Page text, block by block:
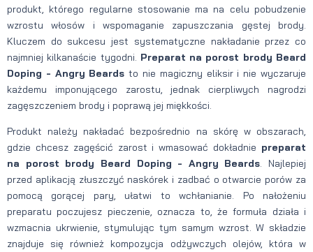
produkt, którego regularne stosowanie ma na celu pobudzenie
wzrostu włosów i wspomaganie zapuszczania gęstej brody.
Kluczem do sukcesu jest systematyczne nakładanie przez co
najmniej kilkanaście tygodni. Preparat na porost brody Beard
Doping - Angry Beards to nie magiczny eliksir i nie wyczaruje
każdemu imponującego zarostu, jednak cierpliwych nagrodzi
zagęszczeniem brody i poprawą jej miękkości.
Produkt należy nakładać bezpośrednio na skórę w obszarach,
gdzie chcesz zagęścić zarost i wmasować dokładnie preparat
na porost brody Beard Doping - Angry Beards. Najlepiej
przed aplikacją złuszczyć naskórek i zadbać o otwarcie porów za
pomocą gorącej pary, ułatwi to wchłanianie. Po nałożeniu
preparatu poczujesz pieczenie, oznacza to, że formuła działa i
wzmacnia ukrwienie, stymulując tym samym wzrost. W składzie
znajduje się również kompozycja odżywczych olejów, która w